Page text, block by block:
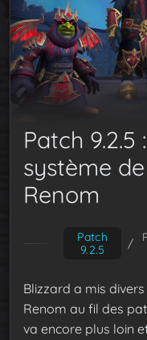
Patch
système
Renom
Patch
9.2.5
/
Blizzard a mis
Renom au fil des
va encore plus loin